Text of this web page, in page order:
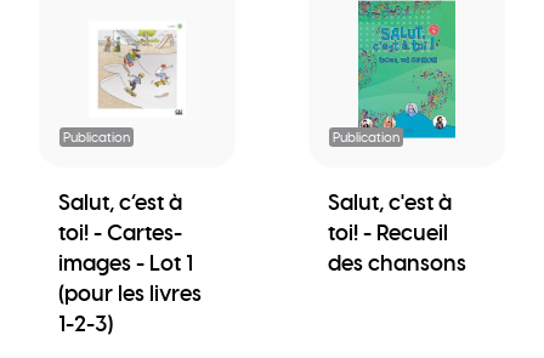
Publication
Salut, c’est à
toi! - Cartes-
images - Lot 1
(pour les livres
1-2-3)
Publication
Salut, c'est à
toi! - Recueil
des chansons